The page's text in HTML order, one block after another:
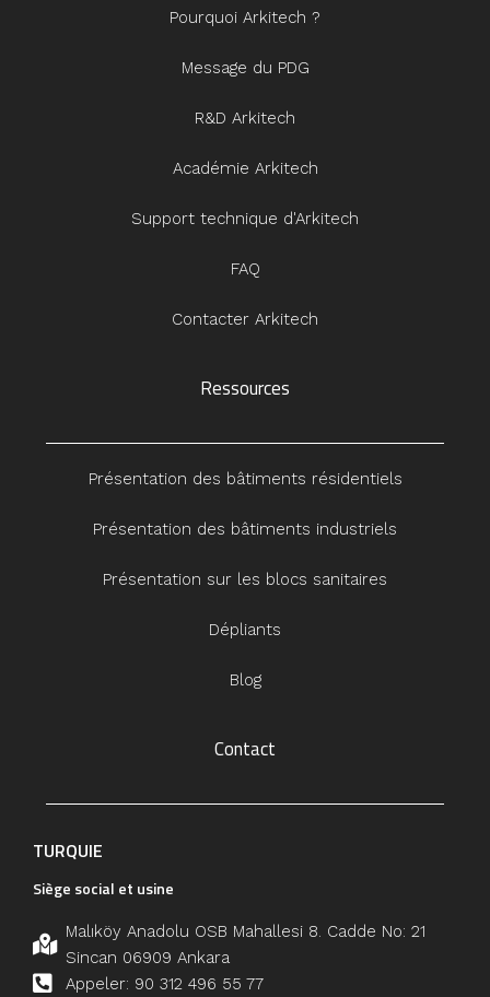
Pourquoi Arkitech ?
Message du PDG
R&D Arkitech
Académie Arkitech
Support technique d'Arkitech
FAQ
Contacter Arkitech
Ressources
Présentation des bâtiments résidentiels
Présentation des bâtiments industriels
Présentation sur les blocs sanitaires
Dépliants
Blog
Contact
TURQUIE
Siège social et usine
Malıköy Anadolu OSB Mahallesi 8. Cadde No: 21
Sincan 06909 Ankara
Appeler: 90 312 496 55 77